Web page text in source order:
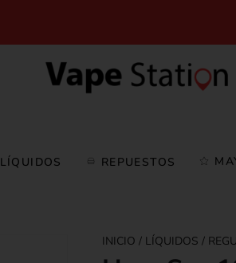
LÍQUIDOS REPUESTOS
LÍQUIDOS